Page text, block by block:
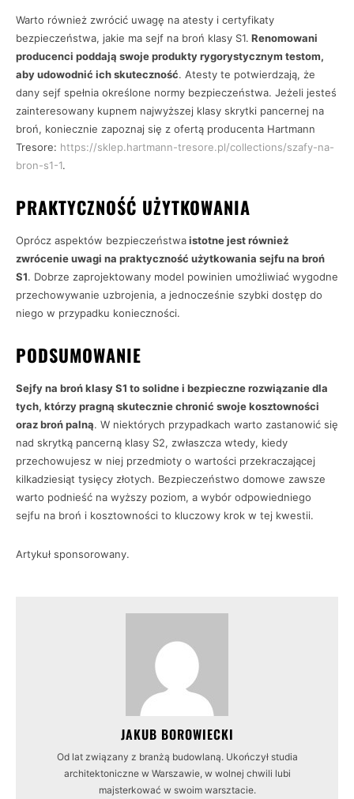
Warto również zwrócić uwagę na atesty i certyfikaty
bezpieczeństwa, jakie ma sejf na broń klasy S1. Renomowani
producenci poddają swoje produkty rygorystycznym testom,
aby udowodnić ich skuteczność. Atesty te potwierdzają, że
dany sejf spełnia określone normy bezpieczeństwa. Jeżeli jesteś
zainteresowany kupnem najwyższej klasy skrytki pancernej na
broń, koniecznie zapoznaj się z ofertą producenta Hartmann
Tresore: https://sklep.hartmann-tresore.pl/collections/szafy-na-
bron-s1-1.
PRAKTYCZNOŚĆ UŻYTKOWANIA
Oprócz aspektów bezpieczeństwaistotne jest również
zwrócenie uwagi na praktyczność użytkowania sejfu na broń
S1. Dobrze zaprojektowany model powinien umożliwiać wygodne
przechowywanie uzbrojenia, a jednocześnie szybki dostęp do
niego w przypadku konieczności.
PODSUMOWANIE
Sejfy na broń klasy S1 to solidne i bezpieczne rozwiązanie dla
tych, którzy pragną skutecznie chronić swoje kosztowności
oraz broń palną. W niektórych przypadkach warto zastanowić się
nad skrytką pancerną klasy S2, zwłaszcza wtedy, kiedy
przechowujesz w niej przedmioty o wartości przekraczającej
kilkadziesiąt tysięcy złotych. Bezpieczeństwo domowe zawsze
warto podnieść na wyższy poziom, a wybór odpowiedniego
sejfu na broń i kosztowności to kluczowy krok w tej kwestii.
Artykuł sponsorowany.
JAKUB BOROWIECKI
Od lat związany z branżą budowlaną. Ukończył studia
architektoniczne w Warszawie, w wolnej chwili lubi
majsterkować w swoim warsztacie.